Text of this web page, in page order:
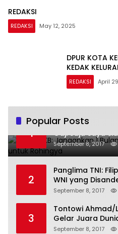
REDAKSI
REDAKSI May 12, 2025
DPUR KOTA
KEDAK
REDAKSI April
Popular Posts
1
Politisi PKB:
Gaji Saja Saya
September 8, 2017
2
Panglima TNI:
WNI yang
September 8, 2017
3
Tontowi Ahmad/
Gelar Juara
September 8, 2017